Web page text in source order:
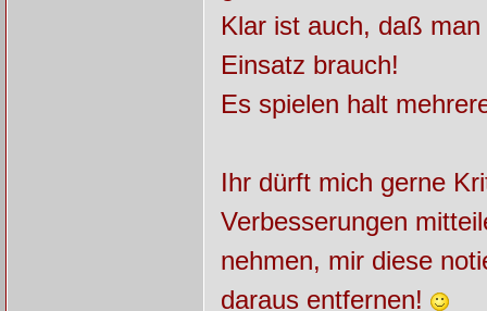
Klar ist auch, daß
Einsatz brauch!
Es spielen halt
Ihr dürft mich gerne
Verbesserungen
nehmen, mir diese
daraus entfernen!